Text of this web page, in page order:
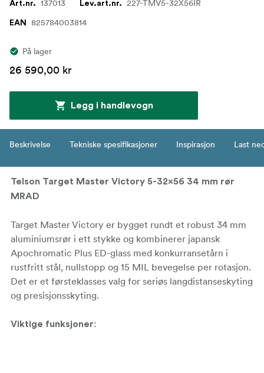
Art.nr. 137013 Lev.art.nr. 227-TMV5-32X56IR
EAN 825784003814
På lager
26 590,00 kr
Legg i handlevogn
Beskrivelse Tekniske spesifikasjoner Inspirasjon Last
Telson Target Master Victory 5-32x56 34 mm rør
MRAD
Target Master Victory er bygget rundt et robust 34 mm
aluminiumsrør i ett stykke og kombinerer japansk
Apochromatic Plus ED-glass med konkurransetårn i
rustfritt stål, nullstopp og 15 MIL bevegelse per rotasjon.
Det er et førsteklasses valg for seriøs langdistanseskyting
og presisjonsskyting.
Viktige funksjoner: